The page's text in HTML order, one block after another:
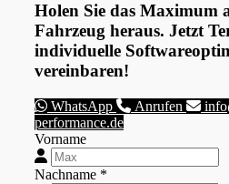
Holen Sie das Maximum
Fahrzeug heraus. Jetzt
individuelle
vereinbaren!
WhatsApp Anrufen
performance.de
Vorname
Nachname *